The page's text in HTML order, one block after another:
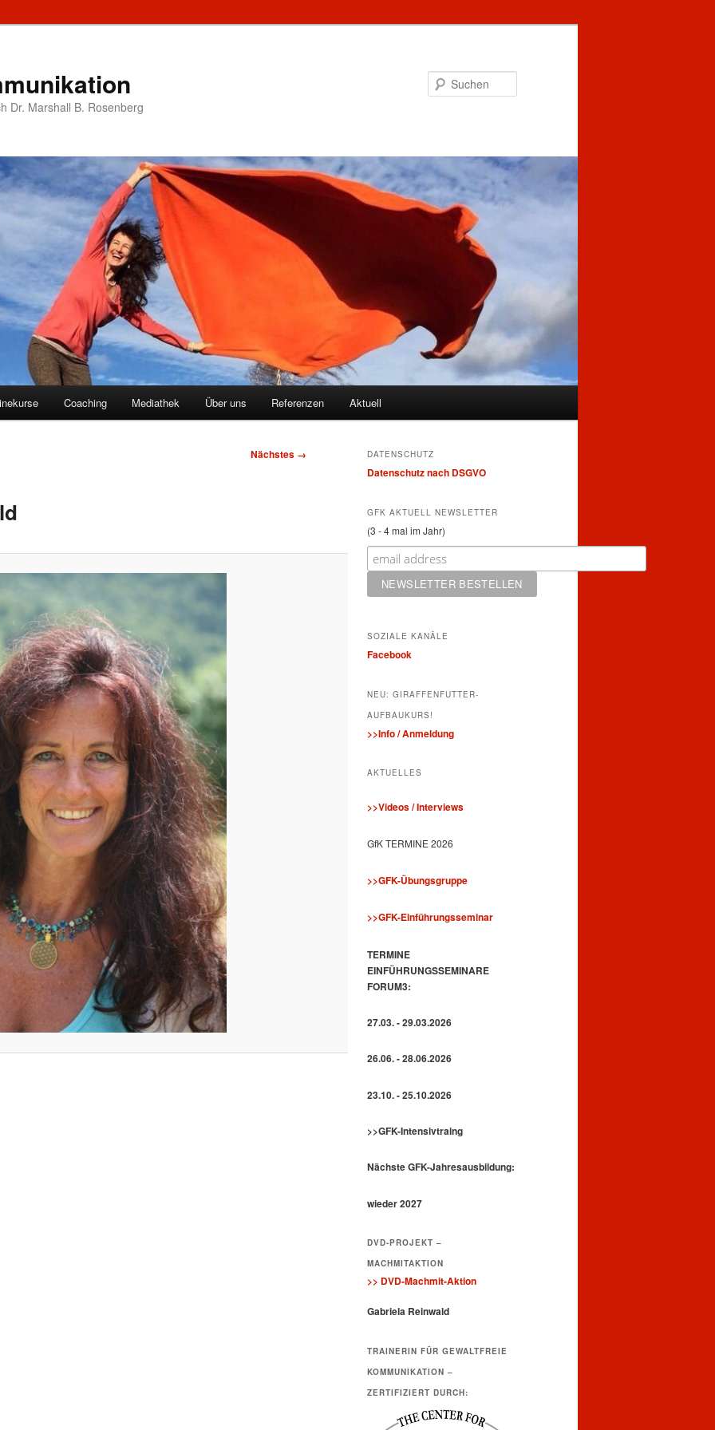
Dr. Marshall B. Rosenberg
Coaching Mediathek Über uns Referenzen Aktuell
Nächstes → DATENSCHUTZ
Datenschutz nach DSGVO
GFK AKTUELL NEWSLETTER
(3 - 4 mal im Jahr)
SOZIALE KANÄLE
Facebook
NEU: GIRAFFENFUTTER-
AUFBAUKURS!
>>Info / Anmeldung
AKTUELLES
>>Videos / Interviews
GfK TERMINE 2026
>>GFK-Übungsgruppe
>>GFK-Einführungsseminar
TERMINE
EINFÜHRUNGSSEMINARE
FORUM3:
27.03. - 29.03.2026
26.06. - 28.06.2026
23.10. - 25.10.2026
>>GFK-Intensivtraing
Nächste GFK-Jahresausbildung:
wieder 2027
DVD-PROJEKT –
MACHMITAKTION
>> DVD-Machmit-Aktion
Gabriela Reinwald
TRAINERIN FÜR GEWALTFREIE
KOMMUNIKATION –
ZERTIFIZIERT DURCH: